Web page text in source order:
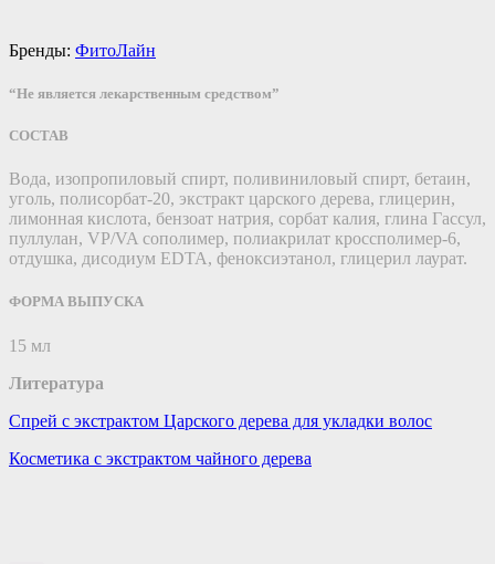
Бренды: ФитоЛайн
“Не является лекарственным средством”
СОСТАВ
Вода, изопропиловый спирт, поливиниловый спирт, бетаин,
уголь, полисорбат-20, экстракт царского дерева, глицерин,
лимонная кислота, бензоат натрия, сорбат калия, глина Гассул,
пуллулан, VP/VA сополимер, полиакрилат кроссполимер-6,
отдушка, дисодиум EDTA, феноксиэтанол, глицерил лаурат.
ФОРМА ВЫПУСКА
15 мл
Литература
Спрей с экстрактом Царского дерева для укладки волос
Косметика с экстрактом чайного дерева